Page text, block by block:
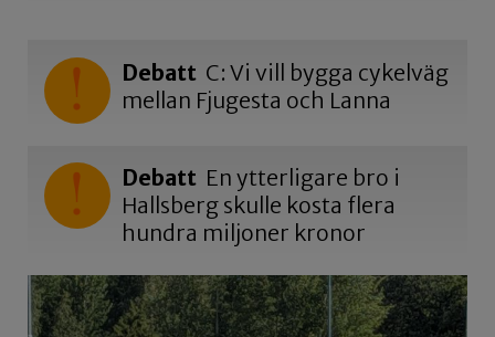
Debatt C: Vi vill bygga cykelväg
mellan Fjugesta och Lanna
Debatt En ytterligare bro i
Hallsberg skulle kosta flera
hundra miljoner kronor